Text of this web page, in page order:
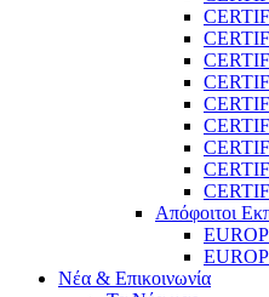
Απόφοιτοι
Νέα & Επικοινωνία